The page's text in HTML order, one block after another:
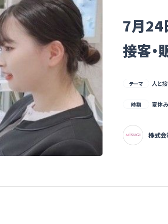
7月24
接客・
テーマ 人と
時期 夏休み
株式会